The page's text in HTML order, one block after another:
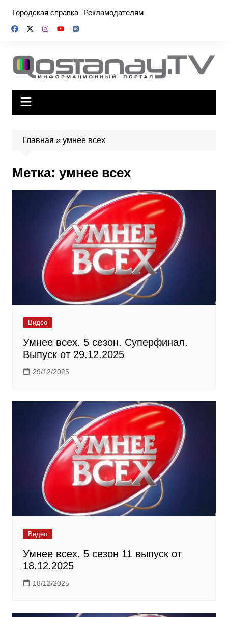
содержимому
Городская справка Рекламодателям
Главная » умнее всех
Метка: умнее всех
Видео
Умнее всех. 5 сезон. Суперфинал.
Выпуск от 29.12.2025
29/12/2025
Видео
Умнее всех. 5 сезон 11 выпуск от
18.12.2025
18/12/2025